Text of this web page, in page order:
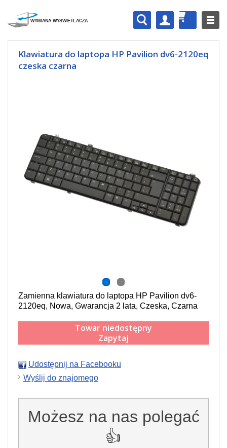
Klawiatura do laptopa HP Pavilion dv6-2120eq
czeska czarna
Zamienna klawiatura do laptopa HP Pavilion dv6-
2120eq, Nowa, Gwarancja 2 lata, Czeska, Czarna
Towar niedostępny
Zapytaj
Udostępnij na Facebooku
Wyślij do znajomego
Możesz na nas polegać
👍